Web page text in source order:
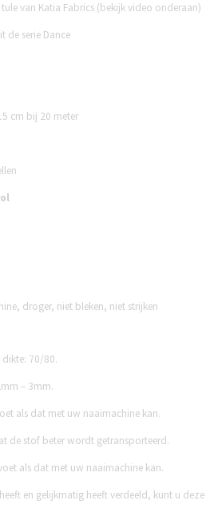
van Katia Fabrics (bekijk video onderaan)
de serie Dance
cm bij 20 meter
droger, niet bleken, niet strijken
70/80.
– 3mm.
als dat met uw naaimachine kan.
de stof beter wordt getransporteerd.
als dat met uw naaimachine kan.
en gelijkmatig heeft verdeeld, kunt u deze